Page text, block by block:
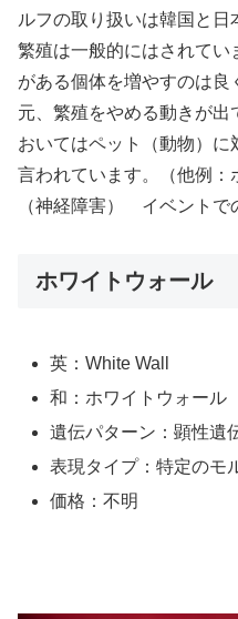
ルフの取り扱いは韓国と
繁殖は一般的にはされてい
がある個体を増やすのは
元、繁殖をやめる動きが出
おいてはペット（動物）に
言われています。（他例
（神経障害） イベントで
ホワイトウォール
英：White Wall
和：ホワイトウォール
遺伝パターン：顕性遺
表現タイプ：特定のモ
価格：不明